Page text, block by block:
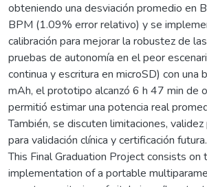
obteniendo una desviación promedio en
BPM (1.09% error relativo) y se
calibración para mejorar la robustez de
pruebas de autonomía en el peor
continua y escritura en microSD) con una
mAh, el prototipo alcanzó 6 h 47 min de
permitió estimar una potencia real
También, se discuten limitaciones,
para validación clínica y certificación futura.
This Final Graduation Project consists on
implementation of a portable